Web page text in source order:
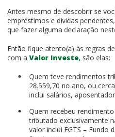
Antes mesmo de descobrir se
empréstimos e dívidas
que fazer alguma declaração
Então fique atento(a) às regras
com a Valor Investe, são elas:
Quem teve rendimentos
28.559,70 no ano, ou
inclui salários,
Quem recebeu
tributado exclusivamente
valor inclui FGTS – Fundo